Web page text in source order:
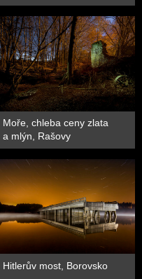
Moře, chleba ceny zlata
a mlýn, Rašovy
Hitlerův most, Borovsko